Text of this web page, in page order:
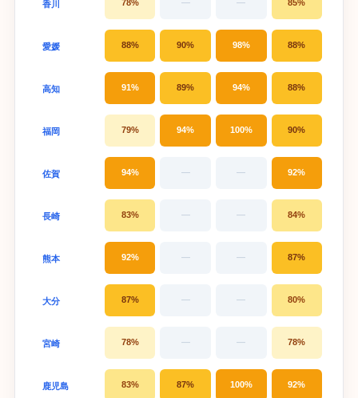
香川 78% — — 85%
愛媛 88% 90% 98% 88%
高知 91% 89% 94% 88%
福岡 79% 94% 100% 90%
佐賀 94% — — 92%
長崎 83% — — 84%
熊本 92% — — 87%
大分 87% — — 80%
宮崎 78% — — 78%
鹿児島 83% 87% 100% 92%